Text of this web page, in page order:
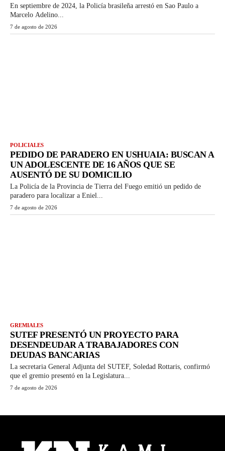
En septiembre de 2024, la Policía brasileña arrestó en Sao Paulo a
Marcelo Adelino...
7 de agosto de 2026
POLICIALES
PEDIDO DE PARADERO EN USHUAIA: BUSCAN A
UN ADOLESCENTE DE 16 AÑOS QUE SE
AUSENTÓ DE SU DOMICILIO
La Policía de la Provincia de Tierra del Fuego emitió un pedido de
paradero para localizar a Eniel...
7 de agosto de 2026
GREMIALES
SUTEF PRESENTÓ UN PROYECTO PARA
DESENDEUDAR A TRABAJADORES CON
DEUDAS BANCARIAS
La secretaria General Adjunta del SUTEF, Soledad Rottaris, confirmó
que el gremio presentó en la Legislatura...
7 de agosto de 2026